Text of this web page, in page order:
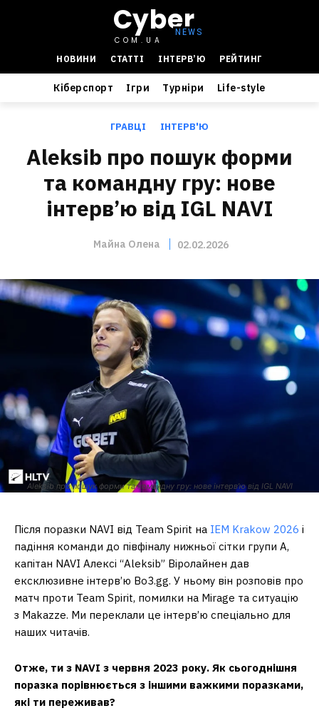
Cyber
COM.UA
НОВИНИ
СТАТТІ ІНТЕРВ’Ю РЕЙТИНГ
Кіберспорт Ігри Турніри Life-style
ГРАВЦІ ІНТЕРВ'Ю
Aleksib про пошук форми
та командну гру: нове
інтерв’ю від IGL NAVI
Майна Олена 02.02.2026
Aleksib про пошук форми та командну гру: нове інтерв’ю від IGL NAVI
Після поразки NAVI від Team Spirit на IEM Krakow 2026 і
падіння команди до півфіналу нижньої сітки групи A,
капітан NAVI Алексі “Aleksib” Віролайнен дав
ексклюзивне інтерв’ю Bo3.gg. У ньому він розповів про
матч проти Team Spirit, помилки на Mirage та ситуацію
з Makazze. Ми переклали це інтерв’ю спеціально для
наших читачів.
Отже, ти з NAVI з червня 2023 року. Як сьогоднішня
поразка порівнюється з іншими важкими поразками,
які ти переживав?